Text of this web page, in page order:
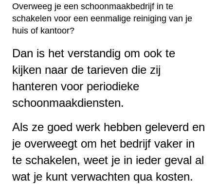
Overweeg je een schoonmaakbedrijf in te
schakelen voor een eenmalige reiniging van je
huis of kantoor?
Dan is het verstandig om ook te
kijken naar de tarieven die zij
hanteren voor periodieke
schoonmaakdiensten.
Als ze goed werk hebben geleverd en
je overweegt om het bedrijf vaker in
te schakelen, weet je in ieder geval al
wat je kunt verwachten qua kosten.